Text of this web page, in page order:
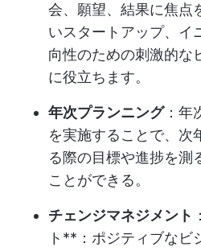
会、願望、結果に焦点
いスタートアップ、イ
向性のための刺激的な
に役立ちます。
年次プランニング：年
を実施することで、次
る際の目標や進捗を測
ことができる。
チェンジマネジメント
ト**：ポジティブなビ